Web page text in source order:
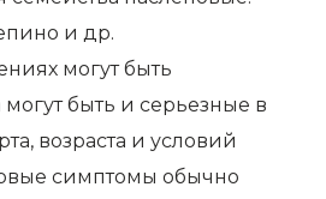
и др.
могут быть
быть и серьезные в
возраста и условий
симптомы обычно